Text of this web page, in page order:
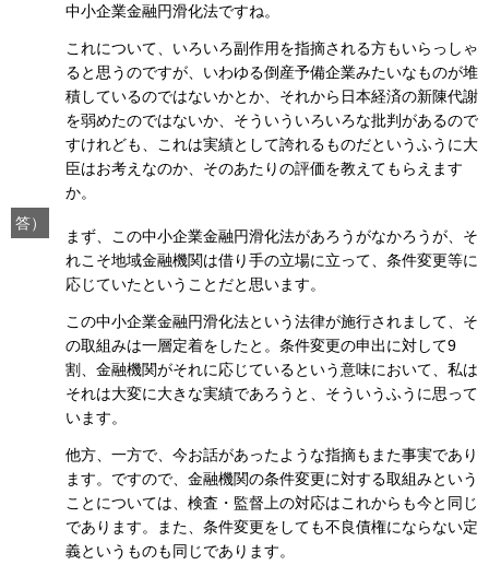
中小企業金融円滑化法ですね。
これについて、いろいろ副作用を指摘される方もいらっしゃ
ると思うのですが、いわゆる倒産予備企業みたいなものが堆
積しているのではないかとか、それから日本経済の新陳代謝
を弱めたのではないか、そういういろいろな批判があるので
すけれども、これは実績として誇れるものだというふうに大
臣はお考えなのか、そのあたりの評価を教えてもらえます
か。
答）
まず、この中小企業金融円滑化法があろうがなかろうが、そ
れこそ地域金融機関は借り手の立場に立って、条件変更等に
応じていたということだと思います。
この中小企業金融円滑化法という法律が施行されまして、そ
の取組みは一層定着をしたと。条件変更の申出に対して9
割、金融機関がそれに応じているという意味において、私は
それは大変に大きな実績であろうと、そういうふうに思って
います。
他方、一方で、今お話があったような指摘もまた事実であり
ます。ですので、金融機関の条件変更に対する取組みという
ことについては、検査・監督上の対応はこれからも今と同じ
であります。また、条件変更をしても不良債権にならない定
義というものも同じであります。